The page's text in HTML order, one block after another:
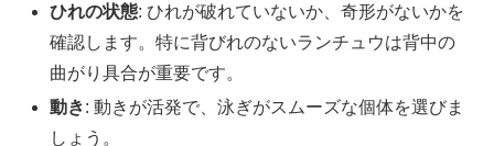
ひれの状態: ひれが破れていないか、奇形がないかを
確認します。特に背びれのないランチュウは背中の
曲がり具合が重要です。
動き: 動きが活発で、泳ぎがスムーズな個体を選びま
しょう。